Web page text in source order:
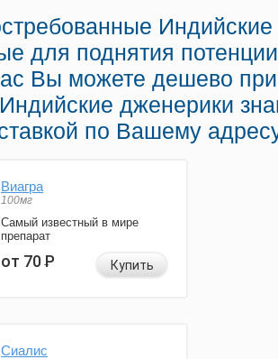
для поднятия
Вы можете дешево
дженерики
по Вашему
Виагра
100мг
Самый известный в мире
препарат
от 70Р Купить
Сиалис